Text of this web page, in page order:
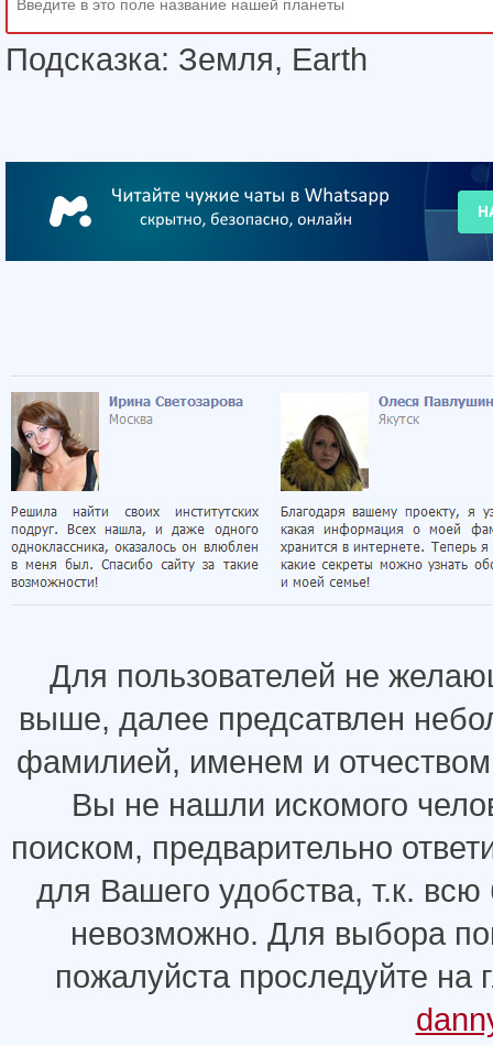
Подсказка: Земля, Earth
Для пользователей не
выше, далее предсатвлен
фамилией, именем и
Вы не нашли искомого
поиском, предварительно
для Вашего удобства, т.к.
невозможно. Для выбора
пожалуйста проследуйте на